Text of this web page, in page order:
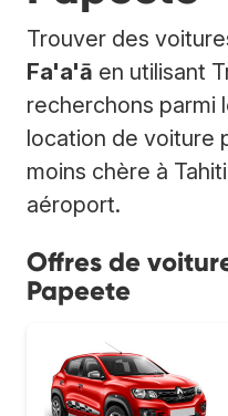
Trouver des
Fa'a'ā en utilisant
recherchons parmi
location de voiture
moins chère à
aéroport.
Offres de
Papeete